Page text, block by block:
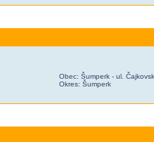
Obec: Šumperk - ul.
Okres: Šumperk